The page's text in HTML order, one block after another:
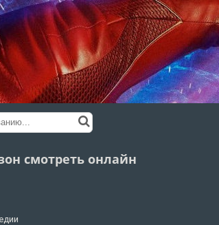
смотреть онлайн